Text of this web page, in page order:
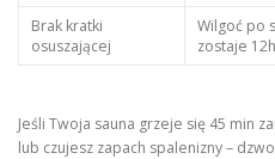
Brak kratki
osuszającej
Wilgoć po
zostaje
Jeśli Twoja sauna grzeje się 45 min
lub czujesz zapach spalenizny –